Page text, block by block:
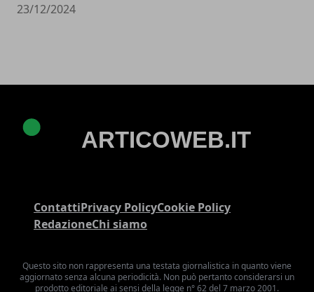
23/12/2024
ContattiPrivacy PolicyCookie Policy
RedazioneChi siamo
Questo sito non rappresenta una testata giornalistica in quanto viene
aggiornato senza alcuna periodicità. Non può pertanto considerarsi un
prodotto editoriale ai sensi della legge n° 62 del 7 marzo 2001.